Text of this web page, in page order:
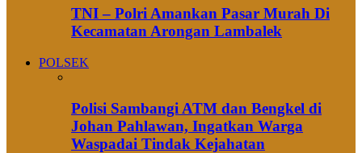
TNI – Polri Amankan Pasar Murah Di
Kecamatan Arongan Lambalek
POLSEK
Polisi Sambangi ATM dan Bengkel di
Johan Pahlawan, Ingatkan Warga
Waspadai Tindak Kejahatan